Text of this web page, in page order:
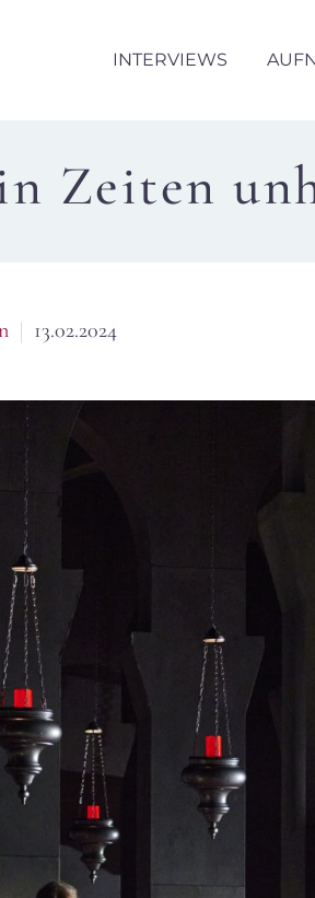
INTERVIEWS
Zeiten
13.02.2024